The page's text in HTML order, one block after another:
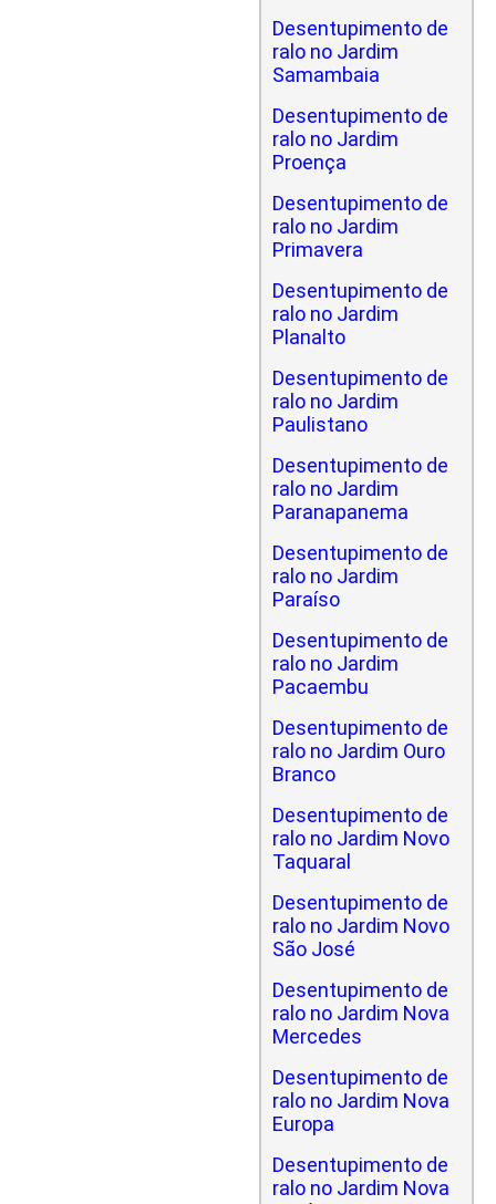
Desentupimento de
ralo no Jardim
Samambaia
Desentupimento de
ralo no Jardim
Proença
Desentupimento de
ralo no Jardim
Primavera
Desentupimento de
ralo no Jardim
Planalto
Desentupimento de
ralo no Jardim
Paulistano
Desentupimento de
ralo no Jardim
Paranapanema
Desentupimento de
ralo no Jardim
Paraíso
Desentupimento de
ralo no Jardim
Pacaembu
Desentupimento de
ralo no Jardim Ouro
Branco
Desentupimento de
ralo no Jardim Novo
Taquaral
Desentupimento de
ralo no Jardim Novo
São José
Desentupimento de
ralo no Jardim Nova
Mercedes
Desentupimento de
ralo no Jardim Nova
Europa
Desentupimento de
ralo no Jardim Nova